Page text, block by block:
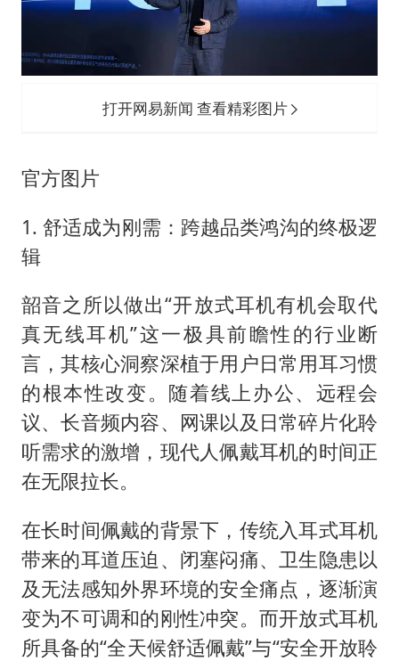
打开网易新闻 查看精彩图片
官方图片
1. 舒适成为刚需：跨越品类鸿沟的终极逻
辑
韶音之所以做出“开放式耳机有机会取代
真无线耳机”这一极具前瞻性的行业断
言，其核心洞察深植于用户日常用耳习惯
的根本性改变。随着线上办公、远程会
议、长音频内容、网课以及日常碎片化聆
听需求的激增，现代人佩戴耳机的时间正
在无限拉长。
在长时间佩戴的背景下，传统入耳式耳机
带来的耳道压迫、闭塞闷痛、卫生隐患以
及无法感知外界环境的安全痛点，逐渐演
变为不可调和的刚性冲突。而开放式耳机
所具备的“全天候舒适佩戴”与“安全开放聆